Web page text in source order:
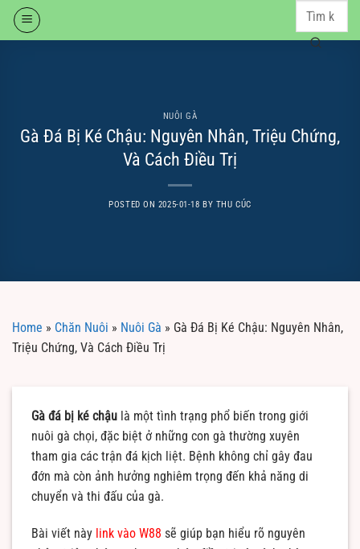
Skip
NUÔI GÀ
Gà Đá Bị Ké Chậu: Nguyên Nhân, Triệu Chứng,
Và Cách Điều Trị
POSTED ON 2025-01-18 BY THU CÚC
Home » Chăn Nuôi » Nuôi Gà » Gà Đá Bị Ké Chậu: Nguyên Nhân,
Triệu Chứng, Và Cách Điều Trị
Gà đá bị ké chậu là một tình trạng phổ biến trong giới
nuôi gà chọi, đặc biệt ở những con gà thường xuyên
tham gia các trận đá kịch liệt. Bệnh không chỉ gây đau
đớn mà còn ảnh hưởng nghiêm trọng đến khả năng di
chuyển và thi đấu của gà.
Bài viết này link vào W88 sẽ giúp bạn hiểu rõ nguyên